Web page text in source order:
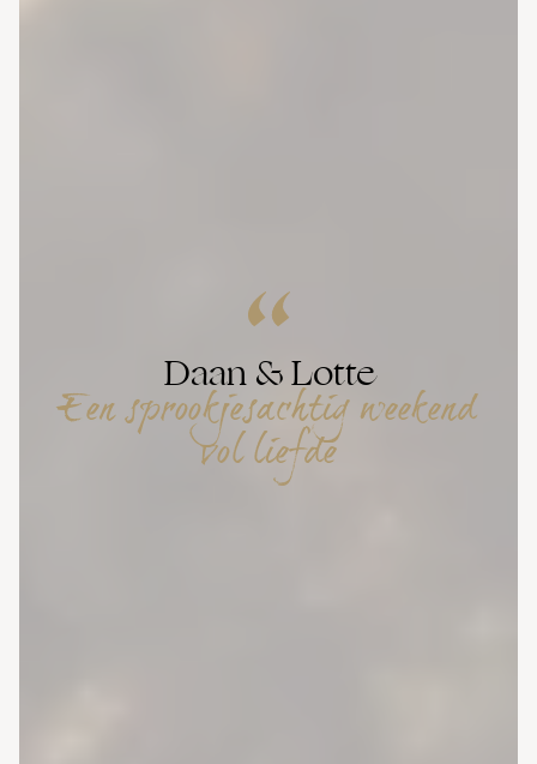
Daan & Lotte
Een sprookjesachtig weekend
vol liefde